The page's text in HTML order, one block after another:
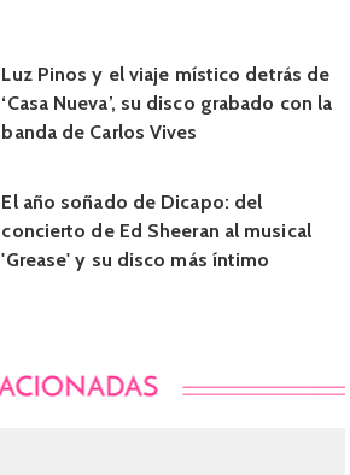
Luz Pinos y el viaje místico detrás de
‘Casa Nueva’, su disco grabado con la
banda de Carlos Vives
El año soñado de Dicapo: del
concierto de Ed Sheeran al musical
'Grease' y su disco más íntimo